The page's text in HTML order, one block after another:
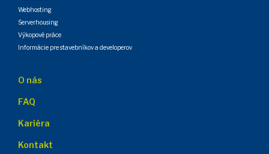
Webhosting
Serverhousing
Výkopové práce
Informácie pre stavebníkov a developerov
O nás
FAQ
Kariéra
Kontakt